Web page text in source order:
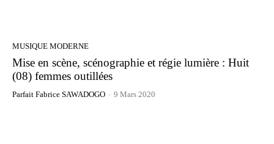
MUSIQUE MODERNE
Mise en scène, scénographie et régie lumière : Huit
(08) femmes outillées
Parfait Fabrice SAWADOGO - 9 Mars 2020